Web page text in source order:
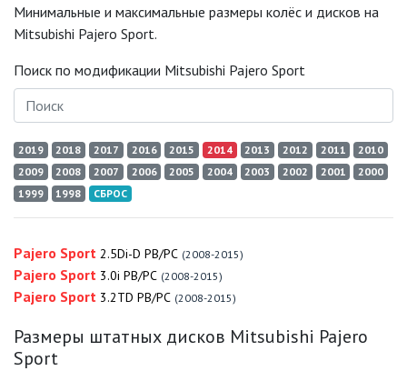
Минимальные и максимальные размеры колёс и дисков на
Mitsubishi Pajero Sport.
Поиск по модификации Mitsubishi Pajero Sport
2019 2018 2017 2016 2015 2014 2013 2012 2011
2010
2009
2008 2007 2006 2005 2004 2003 2002 2001
2000
1999
1998 СБРОС
Pajero Sport 2.5Di-D PB/PC (2008-2015)
Pajero Sport 3.0i PB/PC (2008-2015)
Pajero Sport 3.2TD PB/PC (2008-2015)
Размеры штатных дисков Mitsubishi Pajero
Sport